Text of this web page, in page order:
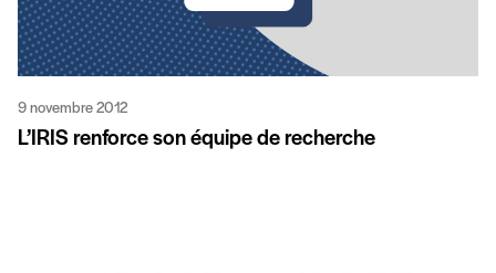
9 novembre 2012
L’IRIS renforce son équipe de recherche